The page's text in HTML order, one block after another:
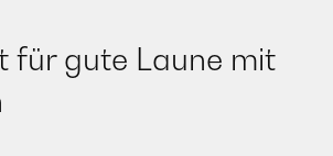
für gute Laune mit